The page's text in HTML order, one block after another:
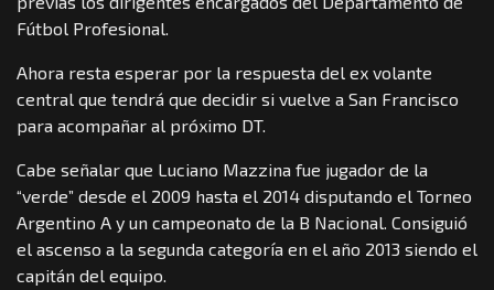
Fútbol Profesional.
Ahora resta esperar por la respuesta del ex volante
central que tendrá que decidir si vuelve a San Francisco
para acompañar al próximo DT.
Cabe señalar que Luciano Mazzina fue jugador de la
“verde” desde el 2009 hasta el 2014 disputando el Torneo
Argentino A y un campeonato de la B Nacional. Consiguió
el ascenso a la segunda categoría en el año 2013 siendo el
capitán del equipo.